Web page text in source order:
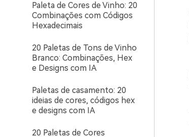
Paleta de Cores de Vinho: 20
Combinações com Códigos
Hexadecimais
20 Paletas de Tons de Vinho
Branco: Combinações, Hex
e Designs com IA
Paletas de casamento: 20
ideias de cores, códigos hex
e designs com IA
20 Paletas de Cores